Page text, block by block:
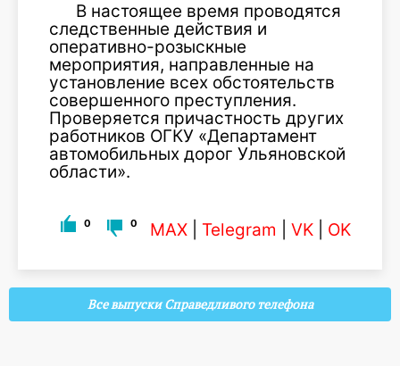
В настоящее время проводятся
следственные действия и
оперативно-розыскные
мероприятия, направленные на
установление всех обстоятельств
совершенного преступления.
Проверяется причастность других
работников ОГКУ «Департамент
автомобильных дорог Ульяновской
области».
0 0 MAX Telegram VK OK
Все выпуски Справедливого телефона